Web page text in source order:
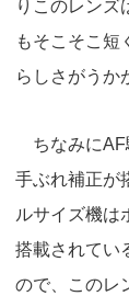
りこのレンズ
もそこそこ短
らしさがうか
ちなみにAF
手ぶれ補正が
ルサイズ機は
搭載されてい
ので、このレ